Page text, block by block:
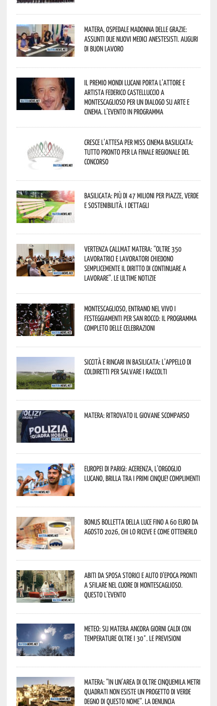
Matera, Ospedale Madonna delle Grazie:
assunti due nuovi medici anestesisti. Auguri
di buon lavoro
Il Premio Mondi Lucani porta l’attore e
artista Federico Castelluccio a
Montescaglioso per un dialogo su arte e
cinema. L’evento in programma
Cresce l’attesa per Miss Cinema Basilicata:
tutto pronto per la finale regionale del
concorso
Basilicata: più di 47 milioni per piazze, verde
e sostenibilità. I dettagli
Vertenza CallMat Matera: “Oltre 350
lavoratrici e lavoratori chiedono
semplicemente il diritto di continuare a
lavorare”. Le ultime notizie
Montescaglioso, entrano nel vivo i
festeggiamenti per San Rocco: il programma
completo delle celebrazioni
Siccità e rincari in Basilicata: l’appello di
Coldiretti per salvare i raccolti
Matera: ritrovato il giovane scomparso
Europei di Parigi: Acerenza, l’orgoglio
lucano, brilla tra i primi cinque! Complimenti
Bonus bolletta della luce fino a 60 euro da
agosto 2026, chi lo riceve e come ottenerlo
Abiti da sposa storici e auto d’epoca pronti
a sfilare nel cuore di Montescaglioso.
Questo l’evento
Meteo: su Matera ancora giorni caldi con
temperature oltre i 30°. Le previsioni
Matera: “In un’area di oltre cinquemila metri
quadrati non esiste un progetto di verde
degno di questo nome”. La denuncia